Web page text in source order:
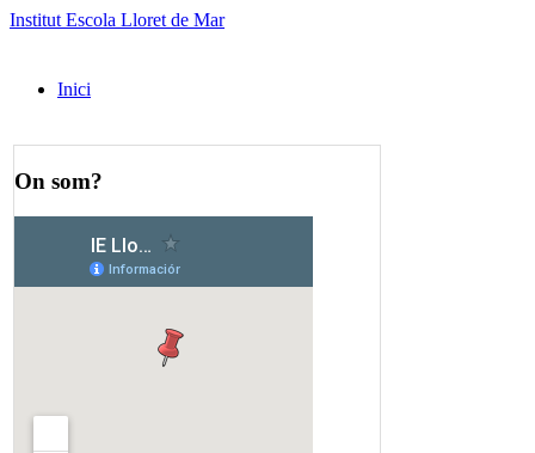
Institut Escola Lloret de Mar
Inici
On som?